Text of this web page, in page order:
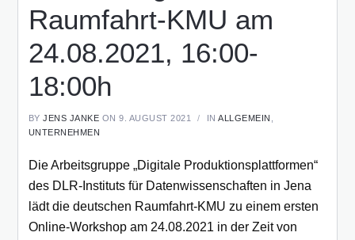
Raumfahrt-KMU am
24.08.2021, 16:00-
18:00h
BY JENS JANKE ON 9. AUGUST 2021 IN ALLGEMEIN
UNTERNEHMEN
Die Arbeitsgruppe „Digitale Produktionsplattformen“
des DLR-Instituts für Datenwissenschaften in Jena
lädt die deutschen Raumfahrt-KMU zu einem ersten
Online-Workshop am 24.08.2021 in der Zeit von